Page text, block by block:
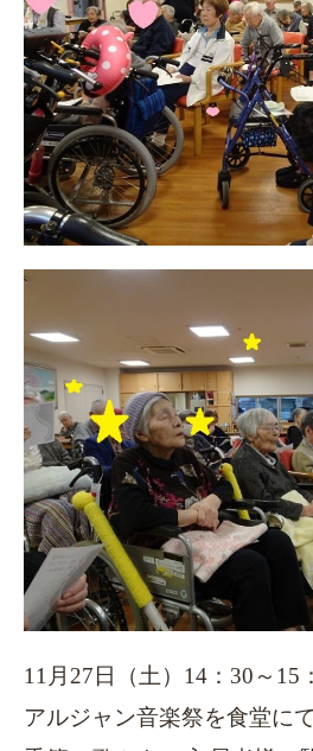
11月27日（土）14：30～15
アルジャン音楽祭を食堂に